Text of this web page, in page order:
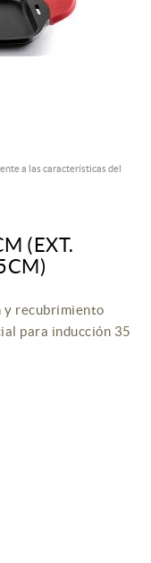
a las características del
(EXT.
y recubrimiento
para inducción 35